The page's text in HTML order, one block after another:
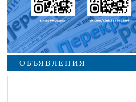
ОБЪЯВЛЕНИЯ